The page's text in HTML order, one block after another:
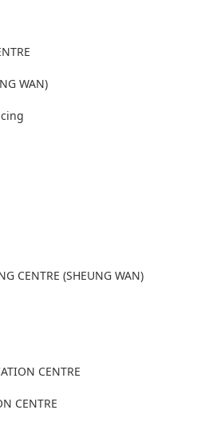
WAN)
CENTRE (SHEUNG WAN)
CENTRE
CENTRE